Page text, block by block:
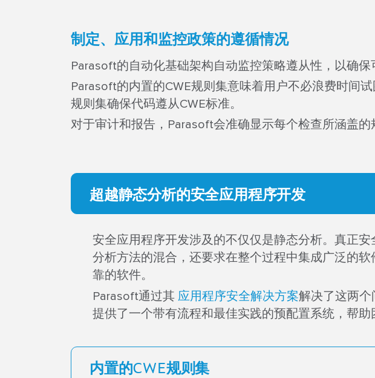
制定、应用和监控政策的遵循情况
Parasoft的自动化基础架构自动监控策略遵从性，以确保
Parasoft的内置的CWE规则集意味着用户不必浪费时间
规则集确保代码遵从CWE标准。
对于审计和报告，Parasoft会准确显示每个检查所涵盖
超越静态分析的安全应用程序开发
安全应用程序开发涉及的不仅仅是静态分析。真正
分析方法的混合，还要求在整个过程中集成广泛的
靠的软件。
Parasoft通过其 ​ 应用程序安全解决方案​解决了这两个
提供了一个带有流程和最佳实践的预配置系统，帮助
内置的CWE规则集